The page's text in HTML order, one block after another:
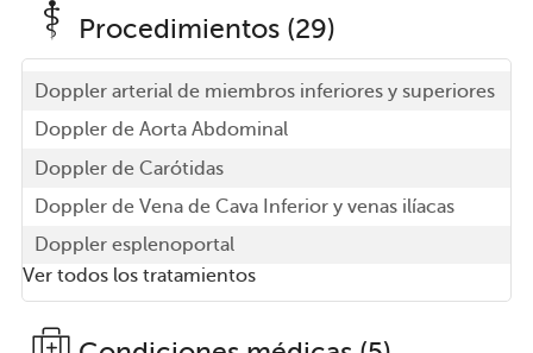
Procedimientos (29)
Doppler arterial de miembros inferiores y superiores
Doppler de Aorta Abdominal
Doppler de Carótidas
Doppler de Vena de Cava Inferior y venas ilíacas
Doppler esplenoportal
Ver todos los tratamientos